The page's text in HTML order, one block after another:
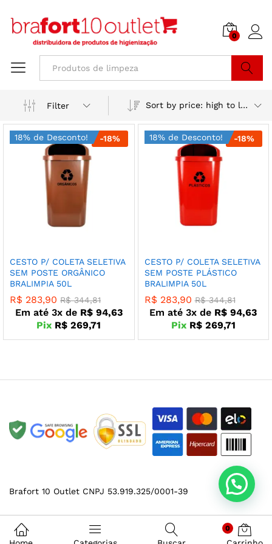
0
Filter
Sort by price: high to low
18% de Desconto! -18%
CESTO P/ COLETA SELETIVA
SEM POSTE ORGÂNICO
BRALIMPIA 50L
R$ 283,90 R$344,81
Em até 3x de R$94,63
Pix R$ 269,71
18% de Desconto! -18%
CESTO P/ COLETA SELETIVA
SEM POSTE PLÁSTICO
BRALIMPIA 50L
R$ 283,90 R$344,81
Em até 3x de R$ 94,63
Pix R$269,71
Brafort 10 Outlet CNPJ 53.919.325/0001-39
0